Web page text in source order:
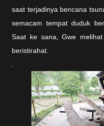
saat terjadinya bencana
semacam tempat duduk
Saat ke sana, Gwe
beristirahat.